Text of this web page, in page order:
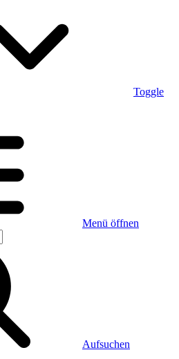
Toggle
Menü öffnen
Aufsuchen